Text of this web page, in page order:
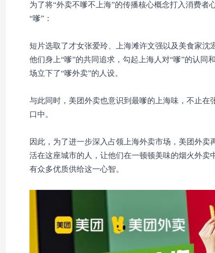
为了将“外卖不嗲不上海”的传播核心概念打入消费
“嗲”：
短片选取了才女张爱玲、上海滩许文强以及美食家沈
他们身上“嗲”的共同追求，勾起上海人对“嗲”的认同
场立下了“嗲外卖”的人设。
与此同时，美团外卖也意识到最嗲的上海味，不止
口中。
因此，为了进一步深入占领上海外卖市场，美团外卖
活在这座城市的人，让他们在一顿顿美味的烟火外
有众多优质供给这一心智。